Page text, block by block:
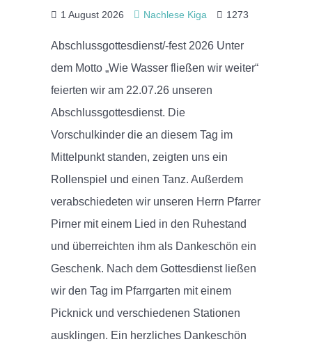
1 August 2026 Nachlese Kiga 1273
Abschlussgottesdienst/-fest 2026 Unter
dem Motto „Wie Wasser fließen wir weiter“
feierten wir am 22.07.26 unseren
Abschlussgottesdienst. Die
Vorschulkinder die an diesem Tag im
Mittelpunkt standen, zeigten uns ein
Rollenspiel und einen Tanz. Außerdem
verabschiedeten wir unseren Herrn Pfarrer
Pirner mit einem Lied in den Ruhestand
und überreichten ihm als Dankeschön ein
Geschenk. Nach dem Gottesdienst ließen
wir den Tag im Pfarrgarten mit einem
Picknick und verschiedenen Stationen
ausklingen. Ein herzliches Dankeschön